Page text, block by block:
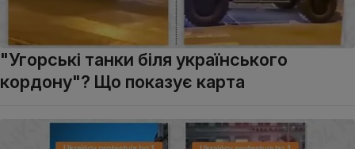
"Угорські танки біля українського
кордону"? Що показує карта